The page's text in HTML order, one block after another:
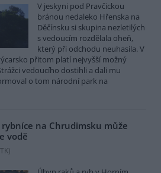
V jeskyni pod Pravčickou
bránou nedaleko Hřenska na
Děčínsku si skupina nezletilých
s vedoucím rozdělala oheň,
který při odchodu neuhasila. V
přitom platí nejvyšší možný
vedoucího dostihli a dali mu
o tom národní park na
na Chrudimsku může
vodě
)